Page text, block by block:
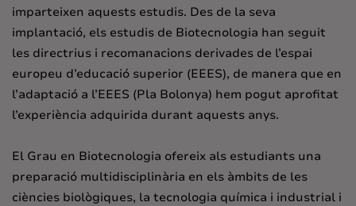
imparteixen aquests estudis. Des de la seva
implantació, els estudis de Biotecnologia han seguit
les directrius i recomanacions derivades de l’espai
europeu d’educació superior (EEES), de manera que en
l’adaptació a l’EEES (Pla Bolonya) hem pogut aprofitat
l’experiència adquirida durant aquests anys.
El Grau en Biotecnologia ofereix als estudiants una
preparació multidisciplinària en els àmbits de les
ciències biològiques, la tecnologia química i industrial i